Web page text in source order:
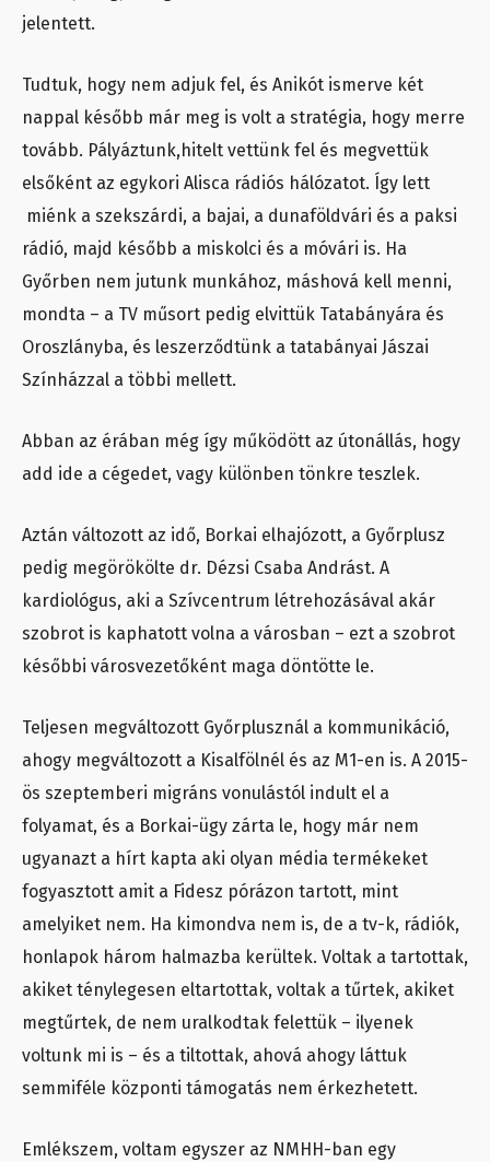
jelentett.
Tudtuk, hogy nem adjuk fel, és Anikót ismerve két
nappal később már meg is volt a stratégia, hogy merre
tovább. Pályáztunk,hitelt vettünk fel és megvettük
elsőként az egykori Alisca rádiós hálózatot. Így lett
miénk a szekszárdi, a bajai, a dunaföldvári és a paksi
rádió, majd később a miskolci és a móvári is. Ha
Győrben nem jutunk munkához, máshová kell menni,
mondta – a TV műsort pedig elvittük Tatabányára és
Oroszlányba, és leszerződtünk a tatabányai Jászai
Színházzal a többi mellett.
Abban az érában még így működött az útonállás, hogy
add ide a cégedet, vagy különben tönkre teszlek.
Aztán változott az idő, Borkai elhajózott, a Győrplusz
pedig megörökölte dr. Dézsi Csaba Andrást. A
kardiológus, aki a Szívcentrum létrehozásával akár
szobrot is kaphatott volna a városban – ezt a szobrot
későbbi városvezetőként maga döntötte le.
Teljesen megváltozott Győrplusznál a kommunikáció,
ahogy megváltozott a Kisalfölnél és az M1-en is. A 2015-
ös szeptemberi migráns vonulástól indult el a
folyamat, és a Borkai-ügy zárta le, hogy már nem
ugyanazt a hírt kapta aki olyan média termékeket
fogyasztott amit a Fidesz pórázon tartott, mint
amelyiket nem. Ha kimondva nem is, de a tv-k, rádiók,
honlapok három halmazba kerültek. Voltak a tartottak,
akiket ténylegesen eltartottak, voltak a tűrtek, akiket
megtűrtek, de nem uralkodtak felettük – ilyenek
voltunk mi is – és a tiltottak, ahová ahogy láttuk
semmiféle központi támogatás nem érkezhetett.
Emlékszem, voltam egyszer az NMHH-ban egy